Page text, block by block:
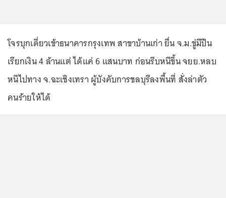
โจรบุกเดี่ยวเข้าธนาคารกรุงเทพ สาขาบ้านเก่า ยื่น จ.ม.ขู่มีปืน
เรียกเงิน 4 ล้านแต่ ได้แค่ 6 แสนบาท ก่อนรีบหนีขึ้น จยย.หลบ
หนีไปทาง จ.ฉะเชิงเทรา ผู้บังคับการชลบุรีลงพื้นที่ สั่งล่าตัว
คนร้ายให้ได้